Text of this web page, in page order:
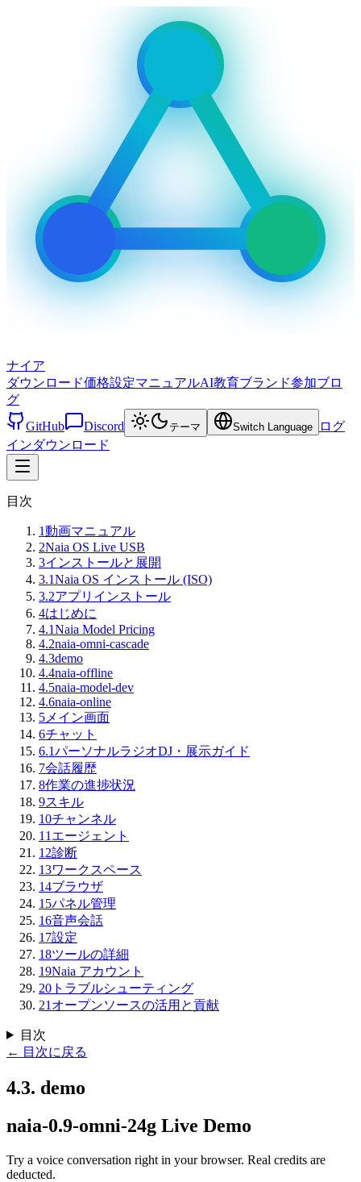
ナイア
ダウンロード価格設定マニュアルAI教育ブランド参加ブロ
グ
GitHub
Discord テーマ Switch Language
ログ
インダウンロード
目次
1動画マニュアル
2Naia OS Live USB
3インストールと展開
3.1Naia OS インストール (ISO)
3.2アプリインストール
4はじめに
4.1Naia Model Pricing
4.2naia-omni-cascade
4.3demo
4.4naia-offline
4.5naia-model-dev
4.6naia-online
5 メイン画面
6チャット
6.1パーソナルラジオDJ・展示ガイド
7会話履歴
8作業の進捗状況
9スキル
10チャンネル
11 エージェント
12診断
13ワークスペース
14ブラウザ
15パネル管理
16音声会話
17設定
18ツールの詳細
19Naia アカウント
20 トラブルシューティング
21 オープンソースの活用と貢献
目次
← 目次に戻る
4.3. demo
naia-0.9-omni-24g Live Demo
Try a voice conversation right in your browser. Real credits are
deducted.